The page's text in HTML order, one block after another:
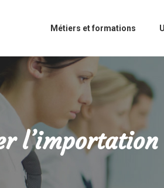
Métiers et formations